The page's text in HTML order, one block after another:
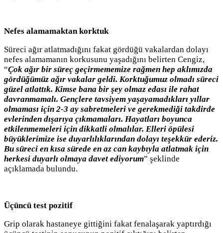
Nefes alamamaktan korktuk
Süreci ağır atlatmadığını fakat gördüğü vakalardan dolayı
nefes alamamanın korkusunu yaşadığını belirten Cengiz,
“Çok ağır bir süreç geçirmememize rağmen hep aklımızda
gördüğümüz ağır vakalar geldi. Korktuğumuz olmadı süreci
güzel atlattık. Kimse bana bir şey olmaz edası ile rahat
davranmamalı. Gençlere tavsiyem yaşayamadıkları yıllar
olmaması için 2-3 ay sabretmeleri ve gerekmediği takdirde
evlerinden dışarıya çıkmamaları. Hayatları boyunca
etkilenmemeleri için dikkatli olmalılar. Elleri öpülesi
büyüklerimize ise duyarlılıklarından dolayı teşekkür ederiz.
Bu süreci en kısa sürede en az can kaybıyla atlatmak için
herkesi duyarlı olmaya davet ediyorum” şeklinde
açıklamada bulundu.
Üçüncü test pozitif
Grip olarak hastaneye gittiğini fakat fenalaşarak yaptırdığı